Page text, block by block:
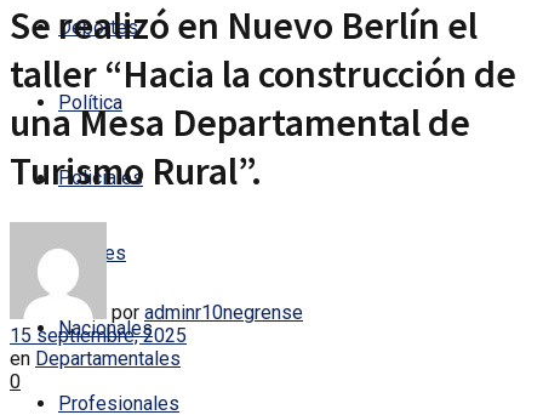
Deportes
Política
Policiales
Locales
Nacionales
Profesionales
Se realizó en Nuevo Berlín el
taller “Hacia la construcción de
una Mesa Departamental de
Turismo Rural”.
por adminr10negrense
15 septiembre, 2025
en Departamentales
0